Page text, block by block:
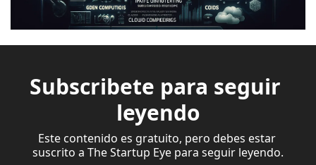
Subscribete para seguir
leyendo
Este contenido es gratuito, pero debes estar
suscrito a The Startup Eye para seguir leyendo.